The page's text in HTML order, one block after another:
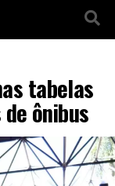
tabelas
ônibus